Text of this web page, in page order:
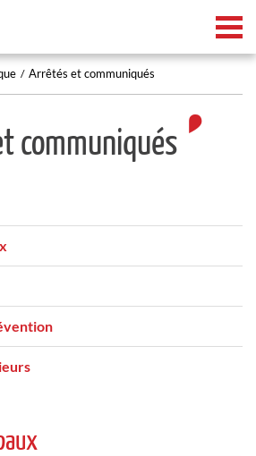
Arrêtés et communiqués
communiqués